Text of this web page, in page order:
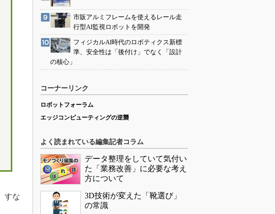
すな
市販アルミフレームを使えるレール走
行型AI監視ロボットを開発
フィジカルAI時代のロボティクス新標
準、安全性は「後付け」でなく「設計
の核心」
コーナーリンク
ロボットフォーラム
エッジコンピューティングの逆襲
よく読まれている編集記者コラム
データ整理をしていて気付い
た「業務改善」に必要な考え
方について
3D技術が変えた「靴選び」
の常識